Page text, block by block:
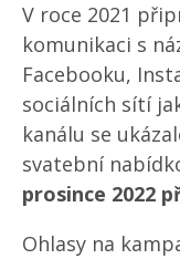
V roce 2021
komunikaci s
Facebooku,
sociálních sítí
kanálu se
svatební
prosince 2022
Ohlasy na